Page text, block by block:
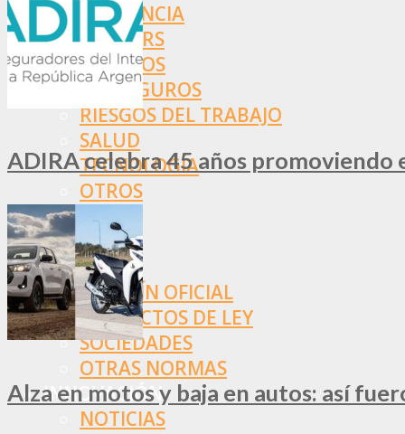
ASISTENCIA
BROKERS
SEGUROS
REASEGUROS
RIESGOS DEL TRABAJO
SALUD
TECNOLOGÍA
OTROS
NORMAS
SSN
SRT
BOLETÍN OFICIAL
PROYECTOS DE LEY
SOCIEDADES
OTRAS NORMAS
INNOVACIÓN
NOTICIAS
ADIRA celebra 45 años
Alza en motos y baja en autos: así